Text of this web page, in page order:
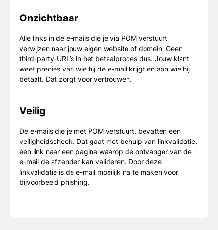
Onzichtbaar
Alle links in de e-mails die je via POM verstuurt
verwijzen naar jouw eigen website of domein. Geen
third-party-URL’s in het betaalproces dus. Jouw klant
weet precies van wie hij de e-mail krijgt en aan wie hij
betaalt. Dat zorgt voor vertrouwen.
Veilig
De e-mails die je met POM verstuurt, bevatten een
veiligheidscheck. Dat gaat met behulp van linkvalidatie,
een link naar een pagina waarop de ontvanger van de
e-mail de afzender kan valideren. Door deze
linkvalidatie is de e-mail moeilijk na te maken voor
bijvoorbeeld phishing.